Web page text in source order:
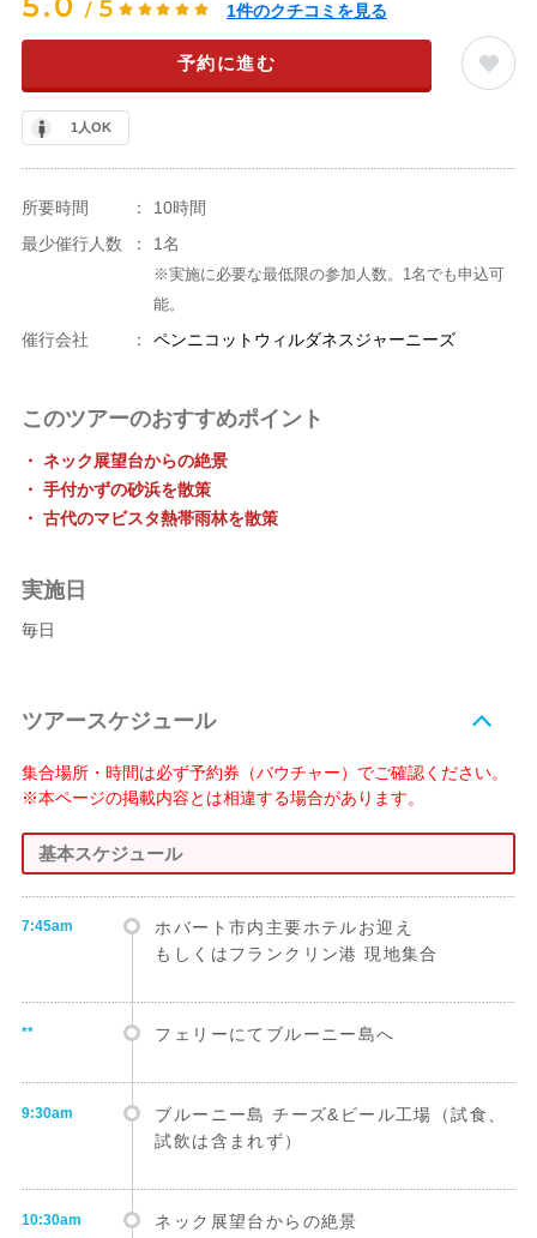
/ 5 1件のクチコミを見る
予約に進む
1人OK
所要時間 ：
10時間
最少催行人数
： 1名
※実施に必要な最低限の参加人数。1名でも申込可
能。
催行会社 ： ペンニコットウィルダネスジャーニーズ
このツアーのおすすめポイント
・ ネック展望台からの絶景
・ 手付かずの砂浜を散策
・ 古代のマビスタ熱帯雨林を散策
実施日
毎日
ツアースケジュール
集合場所・時間は必ず予約券（バウチャー）でご確認ください。
※本ページの掲載内容とは相違する場合があります。
基本スケジュール
7:45am
ホバート市内主要ホテルお迎え
もしくはフランクリン港 現地集合
** フェリーにてブルーニー島へ
9:30am
ブルーニー島 チーズ&ビール工場（試食、
試飲は含まれず）
10:30am ネック展望台からの絶景